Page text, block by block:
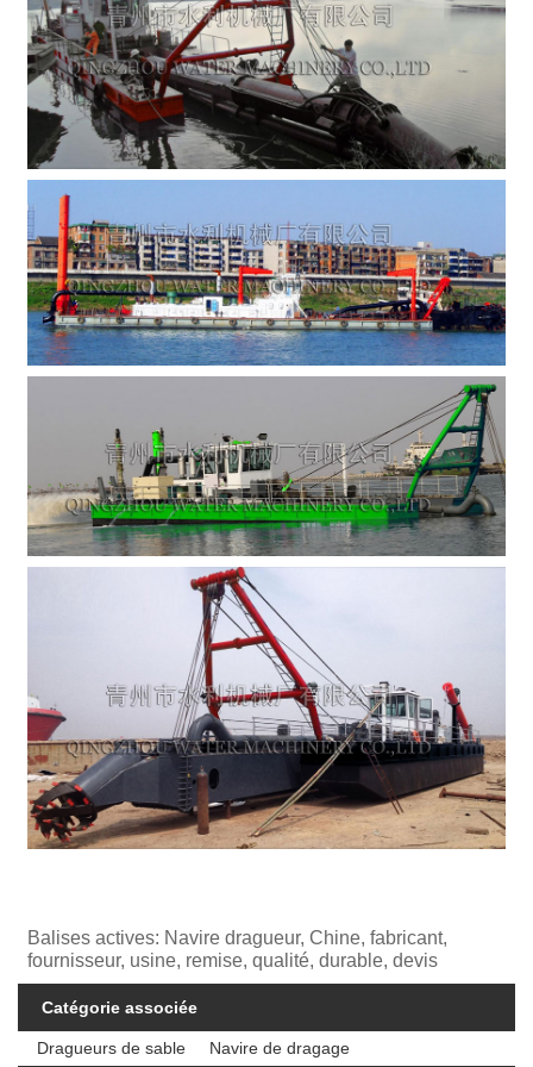
Balises actives: Navire dragueur, Chine, fabricant,
fournisseur, usine, remise, qualité, durable, devis
Catégorie associée
Dragueurs de sable Navire de dragage